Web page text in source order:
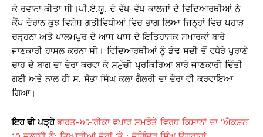
k
ਕੇ ਰਵਾਨਾ ਕੀਤਾ ਸੀ।ਪੀ.ਏ.ਯੂ. ਦੇ ਵੱਖ-ਵੱਖ ਕਾਲਜਾਂ ਦੇ ਵਿਦਿਆਰਥੀਆਂ ਨੇ
ਕੈਂਪ ਦੌਰਾਨ ਕੁਝ ਵਿਸ਼ੇਸ਼ ਗਤੀਵਿਧੀਆਂ ਵਿਚ ਭਾਗ ਲਿਆ ਜਿਨ੍ਹਾਂ ਵਿਚ ਪਹਾੜ
ਚੜ੍ਹਨਾ ਅਤੇ ਪਾਲਮਪੁਰ ਦੇ ਆਸ ਪਾਸ ਦੇ ਇਤਿਹਾਸਕ ਸਮਾਰਕਾਂ ਬਾਰੇ
ਜਾਣਕਾਰੀ ਹਾਸਲ ਕਰਨਾ ਸੀ। ਵਿਦਿਆਰਥੀਆਂ ਨੂੰ ਡੇਢ ਸਦੀ ਤੋਂ ਵਧੇਰੇ ਪੁਰਾਣੇ
ਚਾਹ ਦੇ ਬਾਗ ਦਾ ਦੌਰਾ ਕਰਵਾ ਕੇ ਸਮੁੱਚੀ ਪ੍ਰਕਿਰਿਆ ਬਾਰੇ ਜਾਣਕਾਰੀ ਦਿੱਤੀ
ਗਈ ਅਤੇ ਨਾਲ ਹੀ ਸ. ਸੋਭਾ ਸਿੰਘ ਕਲਾ ਗੈਲਰੀ ਦਾ ਦੌਰਾ ਵੀ ਕਰਵਾਇਆ
ਗਿਆ।
ਇਹ ਵੀ ਪੜ੍ਹੋਭਾਰਤ-ਅਮਰੀਕਾ ਵਪਾਰ ਸਮਝੌਤੇ ਵਿਰੁਧ ਕਿਸਾਨਾਂ ਦਾ ‘ਐਕਸ਼ਨ’